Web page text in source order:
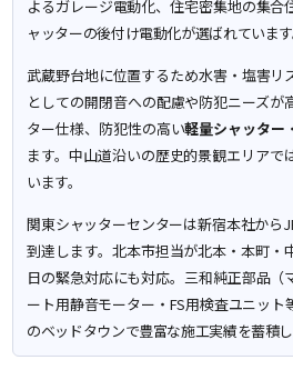
よるガレージ電動化、住宅密集地の集合
ャッターの後付け電動化が選ばれています
武蔵野台地に位置するため水害・塩害リ
としての開閉音への配慮や防犯ニーズが
ター仕様、防犯性の高い軽量シャッター ・
ます。中山道沿いの歴史的景観エリアで
います。
関東シャッターセンターは新宿本社から
到達します。北本市担当が北本・本町・
日の緊急対応にも対応。三和純正部品（
ート用静音モーター・FS用検査ユニッ
のベッドタウンで豊富な施工実績を蓄積し